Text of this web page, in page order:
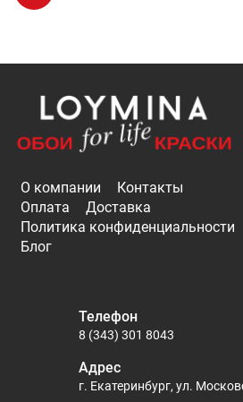
О компании
Контакты
Оплата
Доставка
Политика конфиденциальности
Блог
Телефон
8 (343) 301 8043
Адрес
г. Екатеринбург, ул.